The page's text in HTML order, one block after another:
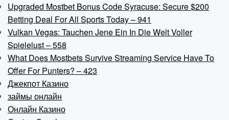
Upgraded Mostbet Bonus Code Syracuse: Secure $200
Betting Deal For All Sports Today – 941
Vulkan Vegas: Tauchen Jene Ein In Die Welt Voller
Spielelust – 558
What Does Mostbets Survive Streaming Service Have To
Offer For Punters? – 423
Джекпот Казино
займы онлайн
Онлайн Казино